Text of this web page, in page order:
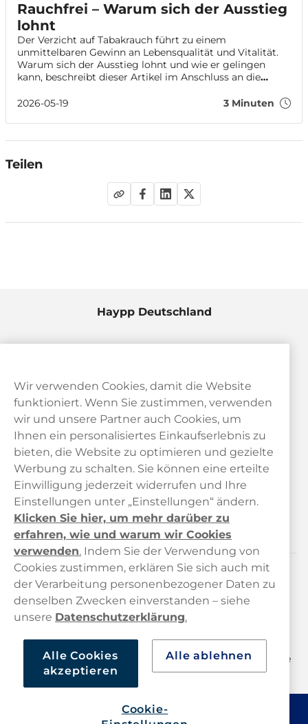
Rauchfrei – Warum sich der Ausstieg
lohnt
Der Verzicht auf Tabakrauch führt zu einem
unmittelbaren Gewinn an Lebensqualität und Vitalität.
Warum sich der Ausstieg lohnt und wie er gelingen
kann, beschreibt dieser Artikel im Anschluss an die
Öffentliche Gesundheit gemeinsam mit der Deutschen
Bundesregierung ausgerufen hat.
2026-05-19 3 Minuten
Teilen
Haypp Deutschland
Kontaktieren Sie uns!
hallo@haypp.com
Mo/Di/Fr: 09–17 Uhr (Pause 12–13) Mi/Do: 10–19 Uhr (Pause
14–15)
Kundendienst
Links
Über uns
Wir verwenden Cookies, damit die Website
funktioniert. Wenn Sie zustimmen, verwenden
wir und unsere Partner auch Cookies, um
Ihnen ein personalisiertes Einkaufserlebnis zu
bieten, die Website zu optimieren und gezielte
Werbung zu schalten. Sie können eine erteilte
Einwilligung jederzeit widerrufen und Ihre
Einstellungen unter „Einstellungen“ ändern.
Klicken Sie hier, um mehr darüber zu
erfahren, wie und warum wir Cookies
verwenden. Indem Sie der Verwendung von
Cookies zustimmen, erklären Sie sich auch mit
der Verarbeitung personenbezogener Daten zu
denselben Zwecken einverstanden – siehe
unsere Datenschutzerklärung.
Alle Cookies
akzeptieren
Alle ablehnen
Cookie-